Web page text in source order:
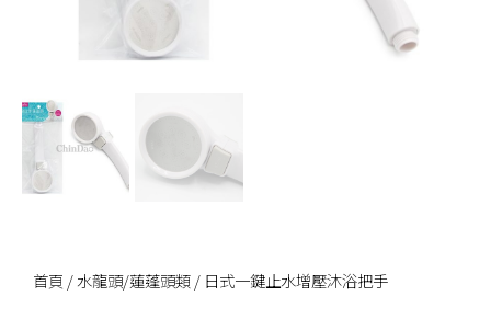
首頁 /水龍頭/蓮蓬頭類/ 日式一鍵止水增壓沐浴把手